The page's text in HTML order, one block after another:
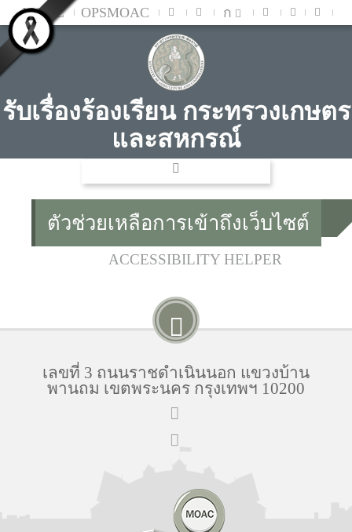
MOAC OPSMOAC ก
รับเรื่องร้องเรียน กระทรวงเกษตร
และสหกรณ์
ตัวช่วยเหลือการเข้าถึงเว็บไซต์
ACCESSIBILITY HELPER
เลขที่ 3 ถนนราชดำเนินนอก แขวงบ้าน
พานถม เขตพระนคร กรุงเทพฯ 10200